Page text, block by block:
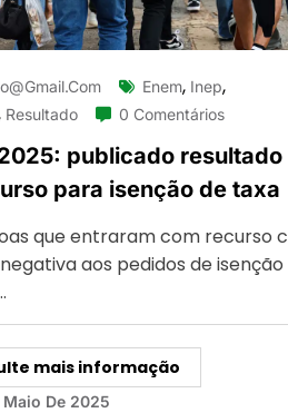
Enem, Inep,
Resultado 0 Comentários
publicado resultado
para isenção de taxa
que entraram com recurso c
aos pedidos de isenção
mais informação
Maio De 2025